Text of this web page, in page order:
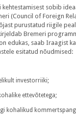
sobib
(Council of Foreign
purustatud riigile
Bremeri
edukas, saab Iraagist
esitatud nõudmised:
investorriiki;
ettevõtetega;
kohalikud